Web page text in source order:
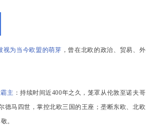
视为当今欧盟的萌芽 ，曾在北欧的政治、贸易、外
主 ：持续时间近400年之久，笼罩从伦敦至诺夫哥
德马四世，掌控北欧三国的王座；垄断东欧、北欧
。